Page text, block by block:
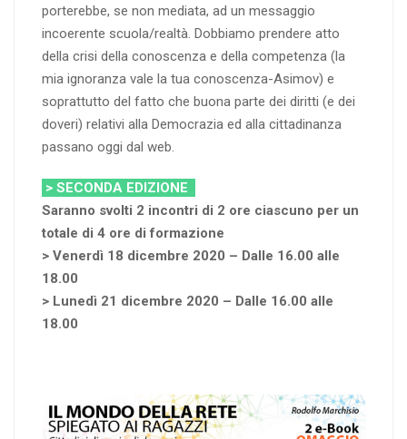
porterebbe, se non mediata, ad un messaggio
incoerente scuola/realtà. Dobbiamo prendere atto
della crisi della conoscenza e della competenza (la
mia ignoranza vale la tua conoscenza-Asimov) e
soprattutto del fatto che buona parte dei diritti (e dei
doveri) relativi alla Democrazia ed alla cittadinanza
passano oggi dal web.
> SECONDA EDIZIONE
Saranno svolti 2 incontri di 2 ore ciascuno per un
totale di 4 ore di formazione
> Venerdì 18 dicembre 2020 – Dalle 16.00 alle
18.00
> Lunedì 21 dicembre 2020 – Dalle 16.00 alle
18.00